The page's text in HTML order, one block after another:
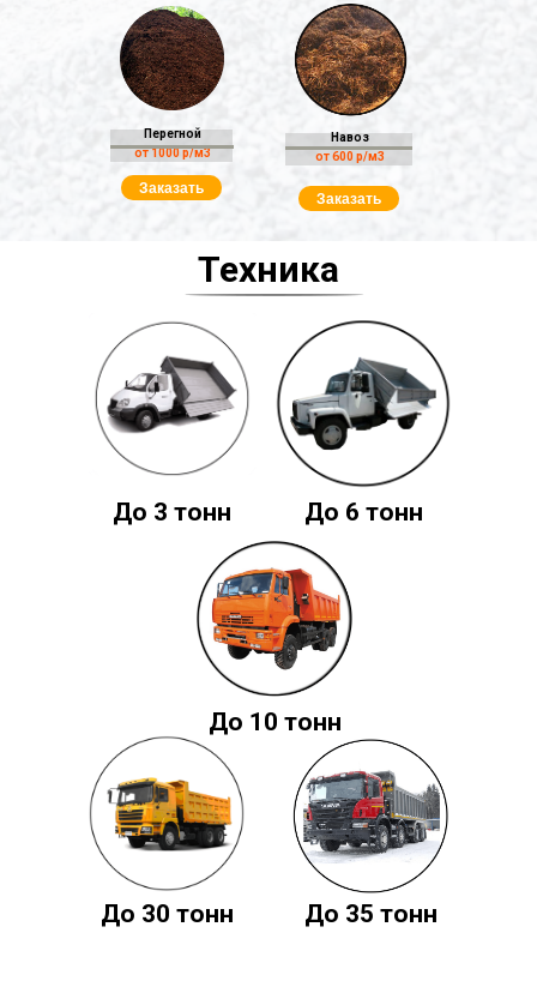
Перегной
от 1000 р/м3
Заказать
Навоз
от 600 р/м3
Заказать
До 3 тонн
До 10 тонн
До 30 тонн До 35 тонн
Техника
До 6 тонн